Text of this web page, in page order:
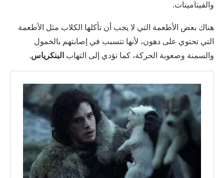
والفيتامينات.
هناك بعض الأطعمة التي لا يجب أن تأكلها الكلاب مثل الأطعمة
التي تحتوي على دهون، لأنها تتسبب في إصابتهم بالخمول
والسمنة وصعوبة الحركة، كما تؤدي إلى التهاب البنكرياس.